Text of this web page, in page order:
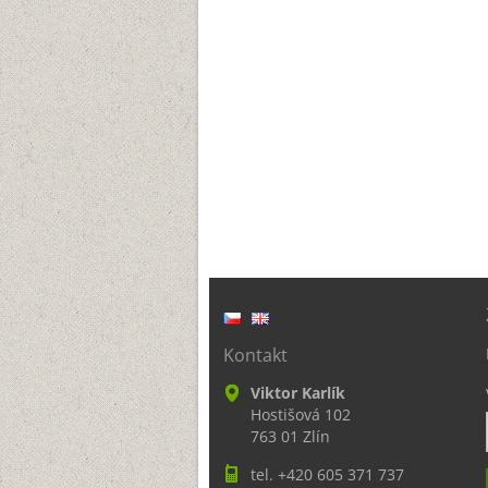
Kontakt
Viktor Karlík
Hostišová 102
763 01 Zlín
tel. +420 605 371 737